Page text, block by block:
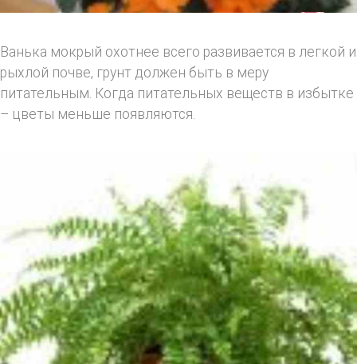
Ванька мокрый охотнее всего развивается в легкой и
рыхлой почве, грунт должен быть в меру
питательным. Когда питательных веществ в избытке
– цветы меньше появляются.